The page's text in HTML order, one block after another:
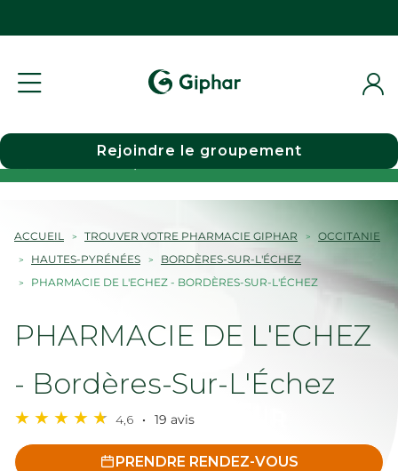
Choisir une pharmacie
Rejoindre le groupement
ACCUEIL TROUVER VOTRE PHARMACIE GIPHAR
OCCITANIE
HAUTES-PYRÉNÉES
BORDÈRES-SUR-L'ÉCHEZ
PHARMACIE DE L'ECHEZ - BORDÈRES-SUR-L'ÉCHEZ
PHARMACIE DE L'ECHEZ
- Bordères-Sur-L'Échez
4,6 19 avis
PRENDRE RENDEZ-VOUS